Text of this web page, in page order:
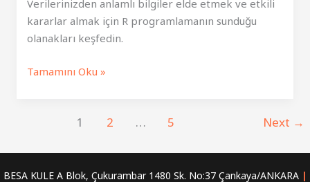
Verilerinizden anlamlı bilgiler elde etmek ve etkili
kararlar almak için R programlamanın sunduğu
olanakları keşfedin.
R
En
İyi
Tamamını Oku »
1 2 … 5 Next →
BESA KULE A Blok, Çukurambar 1480 Sk. No:37 Çankaya/ANKARA |